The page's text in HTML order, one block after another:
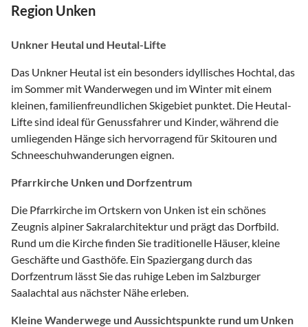
Region Unken
Unkner Heutal und Heutal-Lifte
Das Unkner Heutal ist ein besonders idyllisches Hochtal, das
im Sommer mit Wanderwegen und im Winter mit einem
kleinen, familienfreundlichen Skigebiet punktet. Die Heutal-
Lifte sind ideal für Genussfahrer und Kinder, während die
umliegenden Hänge sich hervorragend für Skitouren und
Schneeschuhwanderungen eignen.
Pfarrkirche Unken und Dorfzentrum
Die Pfarrkirche im Ortskern von Unken ist ein schönes
Zeugnis alpiner Sakralarchitektur und prägt das Dorfbild.
Rund um die Kirche finden Sie traditionelle Häuser, kleine
Geschäfte und Gasthöfe. Ein Spaziergang durch das
Dorfzentrum lässt Sie das ruhige Leben im Salzburger
Saalachtal aus nächster Nähe erleben.
Kleine Wanderwege und Aussichtspunkte rund um Unken